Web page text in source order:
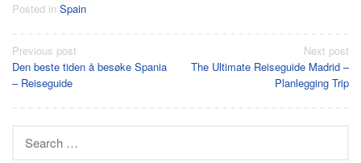
Posted in Spain
Post
navigation
Previous post
Den beste tiden å besøke Spania
– Reiseguide
Next post
The Ultimate Reiseguide Madrid –
Planlegging Trip
for: